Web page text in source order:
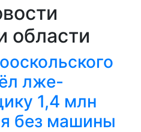
области
лже-
1,4 млн
без машины